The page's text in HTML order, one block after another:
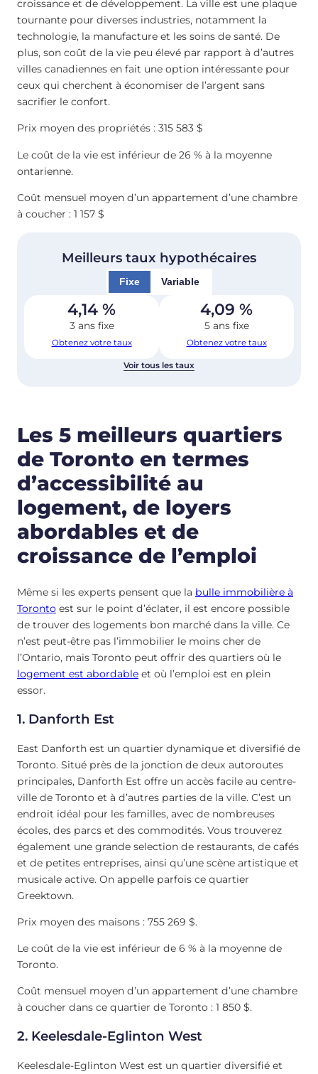
croissance et de développement. La ville est une plaque
tournante pour diverses industries, notamment la
technologie, la manufacture et les soins de santé. De
plus, son coût de la vie peu élevé par rapport à d’autres
villes canadiennes en fait une option intéressante pour
ceux qui cherchent à économiser de l’argent sans
sacrifier le confort.
Prix moyen des propriétés : 315 583 $
Le coût de la vie est inférieur de 26 % à la moyenne
ontarienne.
Coût mensuel moyen d’un appartement d’une chambre
à coucher : 1 157 $
Meilleurs taux hypothécaires
Fixe Variable
4,14 %
3 ans fixe
Obtenez votre taux
4,09 %
5 ans fixe
Obtenez votre taux
Voir tous les taux
Les 5 meilleurs quartiers
de Toronto en termes
d’accessibilité au
logement, de loyers
abordables et de
croissance de l’emploi
Même si les experts pensent que la bulle immobilière à
Toronto est sur le point d’éclater, il est encore possible
de trouver des logements bon marché dans la ville. Ce
n’est peut-être pas l’immobilier le moins cher de
l’Ontario, mais Toronto peut offrir des quartiers où le
logement est abordable et où l’emploi est en plein
essor.
1. Danforth Est
East Danforth est un quartier dynamique et diversifié de
Toronto. Situé près de la jonction de deux autoroutes
principales, Danforth Est offre un accès facile au centre-
ville de Toronto et à d’autres parties de la ville. C’est un
endroit idéal pour les familles, avec de nombreuses
écoles, des parcs et des commodités. Vous trouverez
également une grande selection de restaurants, de cafés
et de petites entreprises, ainsi qu’une scène artistique et
musicale active. On appelle parfois ce quartier
Greektown.
Prix moyen des maisons : 755 269 $.
Le coût de la vie est inférieur de 6 % à la moyenne de
Toronto.
Coût mensuel moyen d’un appartement d’une chambre
à coucher dans ce quartier de Toronto : 1 850 $.
2. Keelesdale-Eglinton West
Keelesdale-Eglinton West est un quartier diversifié et